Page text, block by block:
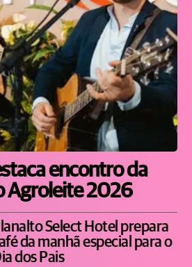
encontro da
Agroleite 2026
Select Hotel prepara
da manhã especial para o
dos Pais